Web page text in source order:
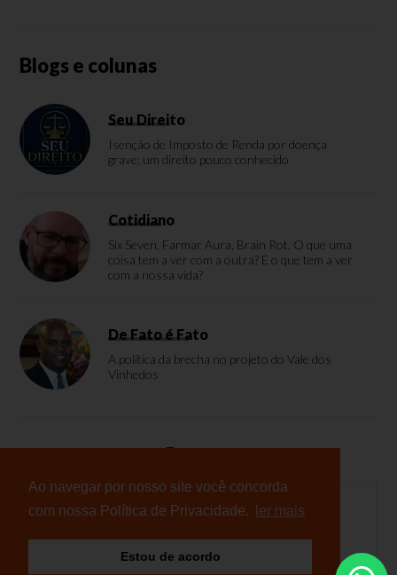
Ao navegar por nosso site você concorda
com nossa Política de Privacidade.
ler mais
Estou de acordo
Blogs e colunas
Seu Direito
Isenção de Imposto de Renda por doença
grave: um direito pouco conhecido
Cotidiano
Six Seven, Farmar Aura, Brain Rot. O que uma
coisa tem a ver com a outra? E o que tem a ver
com a nossa vida?
De Fato é Fato
A política da brecha no projeto do Vale dos
Vinhedos
Enquete